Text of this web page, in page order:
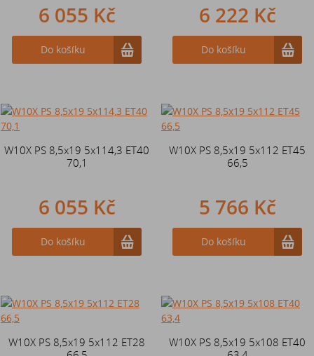
6 055 Kč
Do košíku
6 222 Kč
Do košíku
W10X PS 8,5x19 5x114,3 ET40
70,1
6 055 Kč
Do košíku
W10X PS 8,5x19 5x112 ET45
66,5
5 766 Kč
Do košíku
W10X PS 8,5x19 5x112 ET28
W10X PS 8,5x19 5x108 ET40